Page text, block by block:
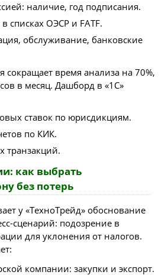
наличие, год подписания.
в списках ОЭСР и FATF.
обслуживание, банковские
сокращает время анализа на 70%,
в месяц. Дашборд в «1С»
ставок по юрисдикциям.
по КИК.
транзакций.
как выбрать
без потерь
у «ТехноТрейд» обоснование
сценарий: подозрение в
для уклонения от налогов.
компании: закупки и экспорт.